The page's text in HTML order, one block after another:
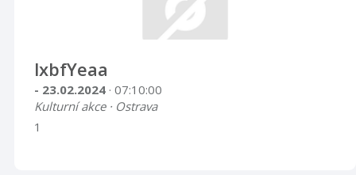
lxbfYeaa
- 23.02.2024 · 07:10:00
Kulturní akce · Ostrava
1